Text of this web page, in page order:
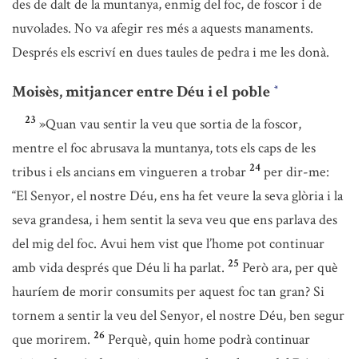
des de dalt de la muntanya, enmig del foc, de foscor i de
nuvolades. No va afegir res més a aquests manaments.
Després els escriví en dues taules de pedra i me les donà.
Moisès, mitjancer entre Déu i el poble *
23 »Quan vau sentir la veu que sortia de la foscor,
mentre el foc abrusava la muntanya, tots els caps de les
tribus i els ancians em vingueren a trobar 24 per dir-me:
“El Senyor, el nostre Déu, ens ha fet veure la seva glòria i la
seva grandesa, i hem sentit la seva veu que ens parlava des
del mig del foc. Avui hem vist que l’home pot continuar
amb vida després que Déu li ha parlat. 25 Però ara, per què
hauríem de morir consumits per aquest foc tan gran? Si
tornem a sentir la veu del Senyor, el nostre Déu, ben segur
que morirem. 26 Perquè, quin home podrà continuar